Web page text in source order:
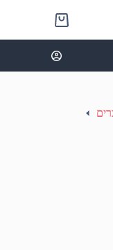
Shopping
cart